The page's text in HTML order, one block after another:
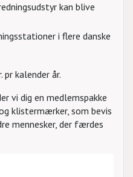
kan blive
i flere danske
kalender år.
vi dig en medlemspakke
klistermærker, som bevis
mennesker, der færdes